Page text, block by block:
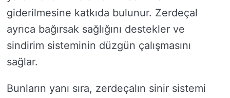
giderilmesine katkıda bulunur. Zerdeçal
ayrıca bağırsak sağlığını destekler ve
sindirim sisteminin düzgün çalışmasını
sağlar.
Bunların yanı sıra, zerdeçalın sinir sistemi